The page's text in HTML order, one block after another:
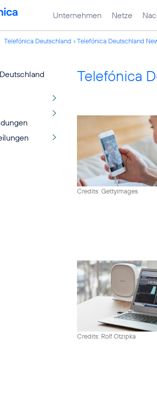
Unternehmen Netze
Telefónica Deutschland Telefónica Deutschland
Telefónica
Credits: Gettyimages
Credits: Rolf Otzipka